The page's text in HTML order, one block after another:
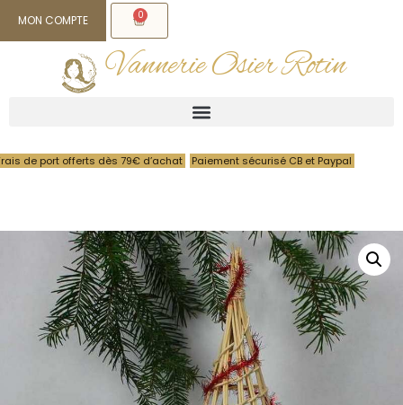
MON COMPTE 0
Vannerie Osier Rotin
de port offerts dès 79€ d’achat Paiement sécurisé CB et Paypal